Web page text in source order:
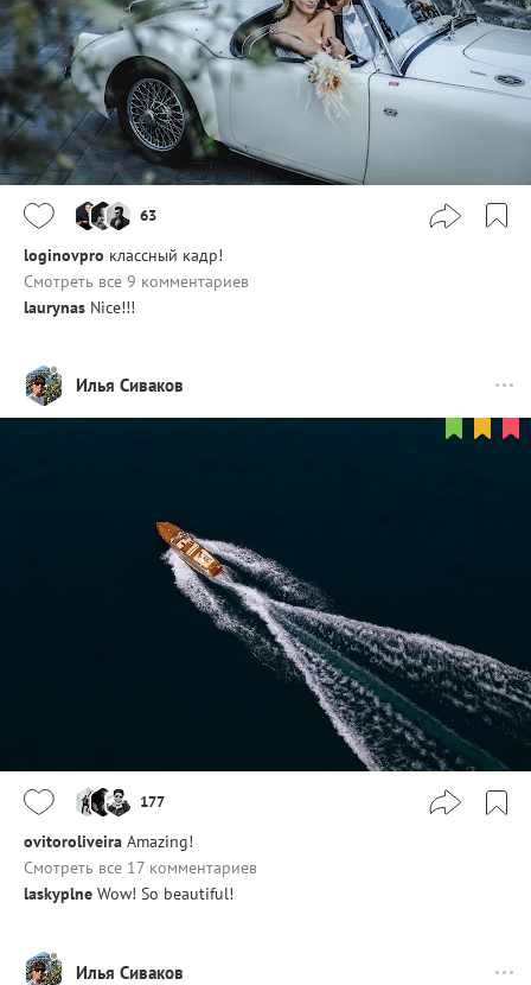
63
loginovpro классный кадр!
Смотреть все 9 комментариев
laurynas Nice!!!
Илья Сиваков
177
ovitoroliveira Amazing!
Смотреть все 17 комментариев
laskyplne Wow! So beautiful!
Илья Сиваков